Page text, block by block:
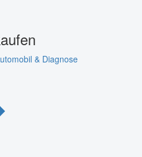
& Diagnose